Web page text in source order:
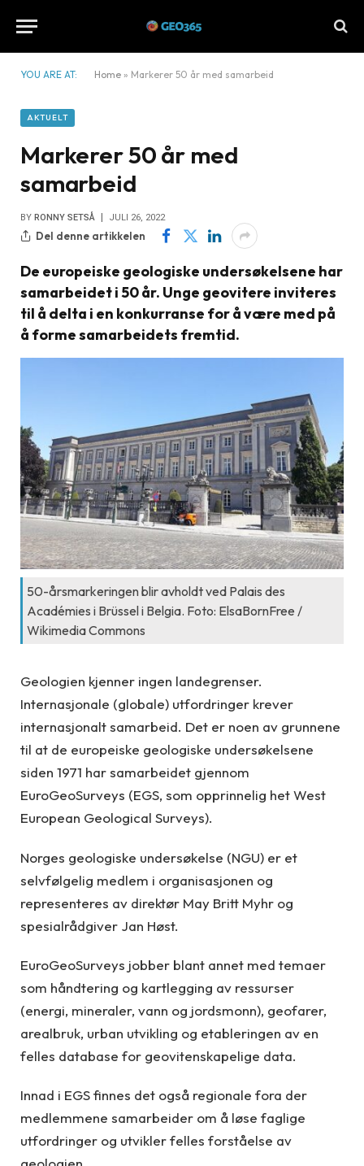
YOU ARE AT: Home » Markerer 50 år med samarbeid
AKTUELT
Markerer 50 år med
samarbeid
BY RONNY SETSÅ JULI 26, 2022
Del denne artikkelen
De europeiske geologiske undersøkelsene har
samarbeidet i 50 år. Unge geovitere inviteres
til å delta i en konkurranse for å være med på
å forme samarbeidets fremtid.
50-årsmarkeringen blir avholdt ved Palais des
Académies i Brüssel i Belgia. Foto: ElsaBornFree /
Wikimedia Commons
Geologien kjenner ingen landegrenser.
Internasjonale (globale) utfordringer krever
internasjonalt samarbeid. Det er noen av grunnene
til at de europeiske geologiske undersøkelsene
siden 1971 har samarbeidet gjennom
EuroGeoSurveys (EGS, som opprinnelig het West
European Geological Surveys).
Norges geologiske undersøkelse (NGU) er et
selvfølgelig medlem i organisasjonen og
representeres av direktør May Britt Myhr og
spesialrådgiver Jan Høst.
EuroGeoSurveys jobber blant annet med temaer
som håndtering og kartlegging av ressurser
(energi, mineraler, vann og jordsmonn), geofarer,
arealbruk, urban utvikling og etableringen av en
felles database for geovitenskapelige data.
Innad i EGS finnes det også regionale fora der
medlemmene samarbeider om å løse faglige
utfordringer og utvikler felles forståelse av